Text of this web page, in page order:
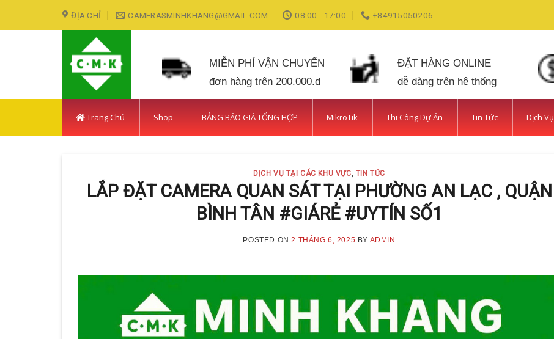
ĐỊA CHỈ CAMERASMINHKHANG@GMAIL.COM 08:00 - 17:00 +84915050206
MIỄN PHÍ VẬN CHUYỂN
đơn hàng trên 200.000.d
ĐẶT HÀNG ONLINE
dễ dàng trên hệ thống
Trang Chủ Shop BẢNG BÁO GIÁ TỔNG HỢP MikroTik Thi Công Dự Án Tin Tức Dịch Vụ
DỊCH VỤ TẠI CÁC KHU VỰC, TIN TỨC
LẮP ĐẶT CAMERA QUAN SÁT TẠI PHƯỜNG AN LẠC , QUẬN
BÌNH TÂN #GIÁRẺ #UYTÍN SỐ1
POSTED ON2 THÁNG 6, 2025 BY ADMIN